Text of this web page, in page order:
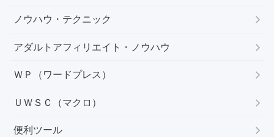
ノウハウ・テクニック
アダルトアフィリエイト・ノウハウ
ＷＰ（ワードプレス）
ＵＷＳＣ（マクロ）
便利ツール